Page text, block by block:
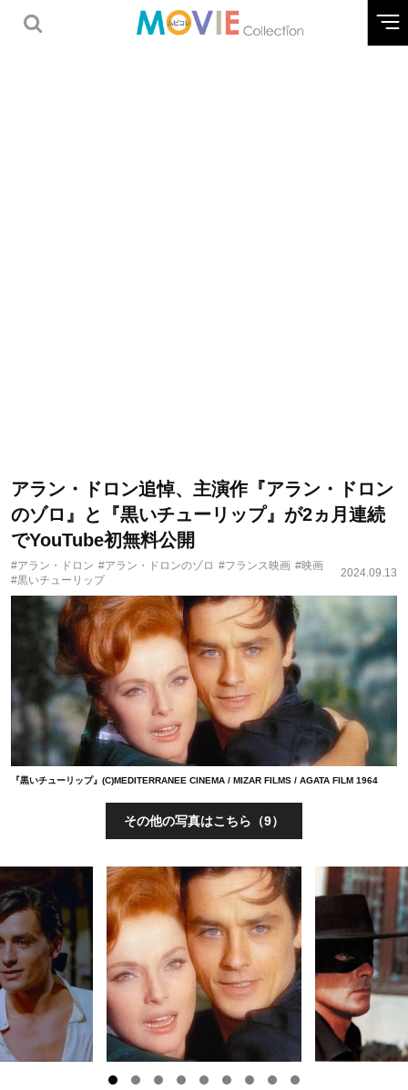
アラン・ドロン追悼、主演作『アラン・ドロン
のゾロ』と『黒いチューリップ』が2ヵ月連続
でYouTube初無料公開
#アラン・ドロン #アラン・ドロンのゾロ #フランス映画 #映画
#黒いチューリップ
2024.09.13
『黒いチューリップ』(C)MEDITERRANEE CINEMA / MIZAR FILMS / AGATA FILM 1964
その他の写真はこちら（9）